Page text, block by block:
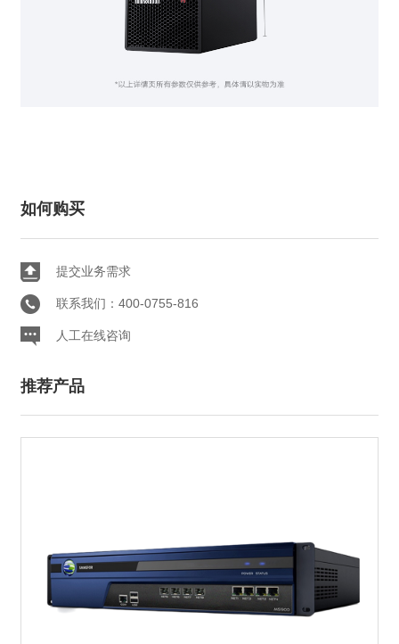
如何购买
提交业务需求
联系我们：400-0755-816
人工在线咨询
推荐产品